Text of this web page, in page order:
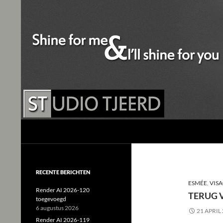
ESMÉE,
TERUG
21 APRIL
RECENTE BERICHTEN
Render AI 2026-120
toegevoegd
6 augustus 2026
Render AI 2026-119